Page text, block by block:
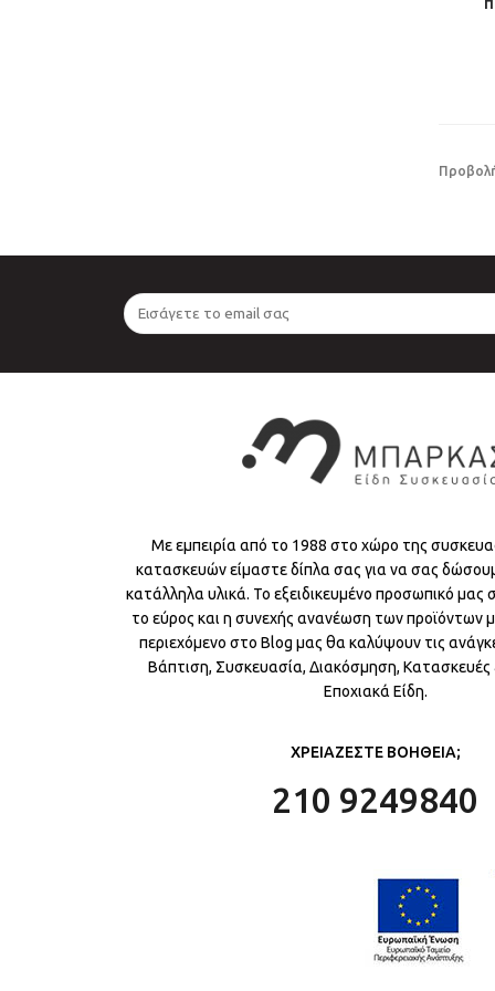
Με εμπειρία από το 1988 στο χώρο της
κατασκευών είμαστε δίπλα σας για να σας
κατάλληλα υλικά. Το εξειδικευμένο προσωπικό
το εύρος και η συνεχής ανανέωση των προϊόντων
περιεχόμενο στο Blog μας θα καλύψουν τις
Βάπτιση, Συσκευασία, Διακόσμηση, Κατασκευές
Εποχιακά Είδη.
ΧΡΕΙΑΖΕΣΤΕ ΒΟΗΘΕΙΑ;
210 9249840